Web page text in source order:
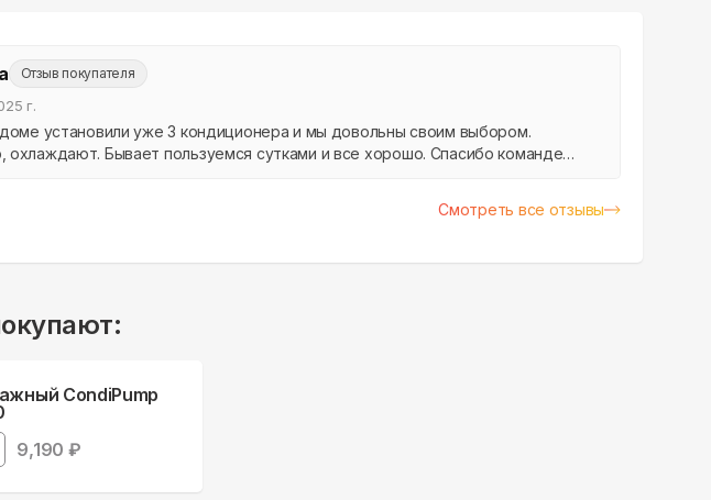
Отзыв покупателя
г.
установили уже 3 кондиционера и мы довольны своим выбором.
охлаждают. Бывает пользуемся сутками и все хорошо. Спасибо команде
Смотреть все отзывы
CondiPump
9,190 ₽